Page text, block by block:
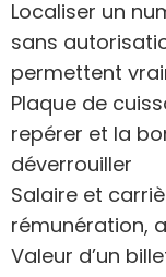
Localiser un
sans
permettent
Plaque de
repérer et la
déverrouiller
Salaire et
rémunération,
Valeur d’un